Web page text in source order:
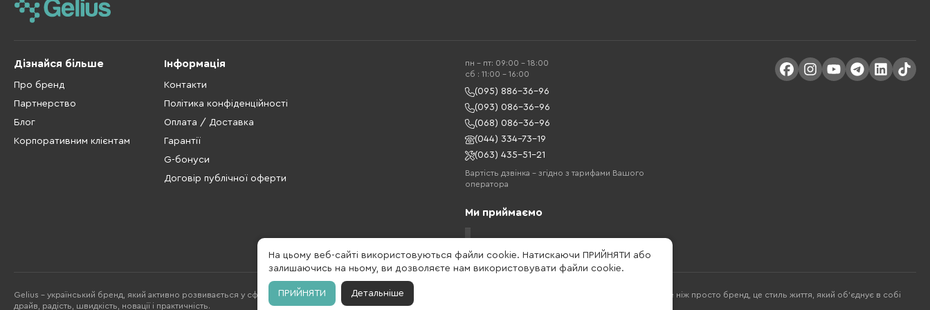
Дізнайся більше
Про бренд
Партнерство
Блог
Корпоративним клієнтам
Інформація
Контакти
Політика конфіденційності
Оплата / Доставка
Гарантії
G-бонуси
Договір публічної оферти
пн - пт: 09:00 - 18:00
cб : 11:00 - 16:00
(095) 886-36-96
(093) 086-36-96
(068) 086-36-96
(044) 334-73-19
(063) 435-51-21
Вартість дзвінка – згідно з тарифами Вашого
оператора
Ми приймаємо
Gelius - український бренд, який активно розвивається у сфері смарт гаджетів та мобільних аксесуарів. Бренд заснований в 2013 році. Gelius - це набагато більше ніж просто бренд, це стиль життя, який об'єднує в собі
драйв, радість, швидкість, новації і практичність.
На цьому веб-сайті використовуються файли cookie. Натискаючи ПРИЙНЯТИ або
залишаючись на ньому, ви дозволяєте нам використовувати файли cookie.
ПРИЙНЯТИ Детальніше